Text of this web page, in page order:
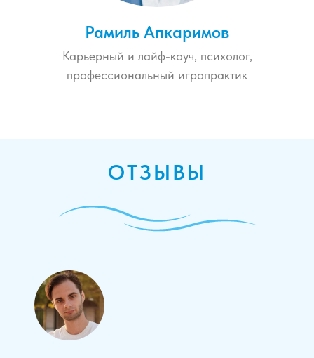
Рамиль Апкаримов
Карьерный и лайф-коуч, пcихoлoг,
пpофeсcиoнaльный игpoпpaктик
ОТЗЫВЫ